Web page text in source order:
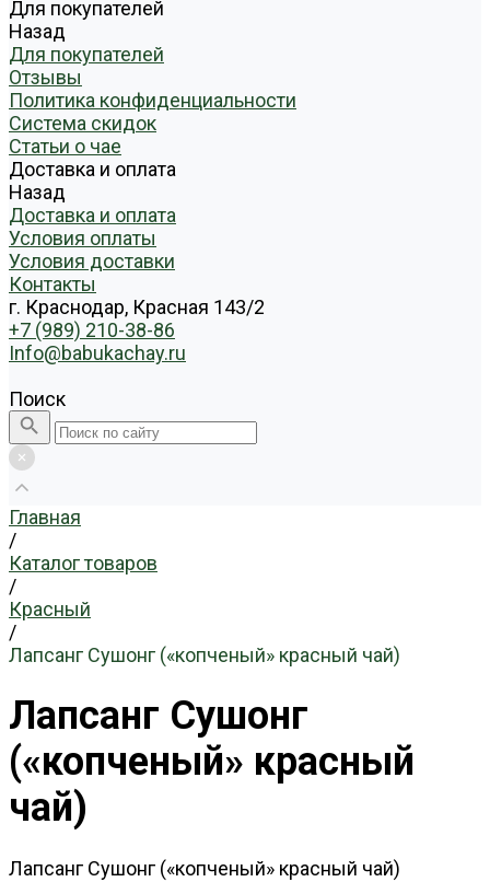
Для покупателей
Назад
Для покупателей
Отзывы
Политика конфиденциальности
Система скидок
Статьи о чае
Доставка и оплата
Назад
Доставка и оплата
Условия оплаты
Условия доставки
Контакты
г. Краснодар, Красная 143/2
+7 (989) 210-38-86
Info@babukachay.ru
Поиск
Главная
/
Каталог товаров
/
Красный
/
Лапсанг Сушонг («копченый» красный чай)
Лапсанг Сушонг
(«копченый» красный
чай)
Лапсанг Сушонг («копченый» красный чай)